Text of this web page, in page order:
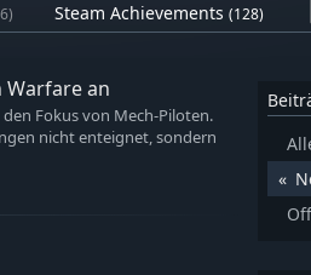
Steam Achievements (128)
Warfare an
Fokus von Mech-Piloten.
nicht enteignet, sondern